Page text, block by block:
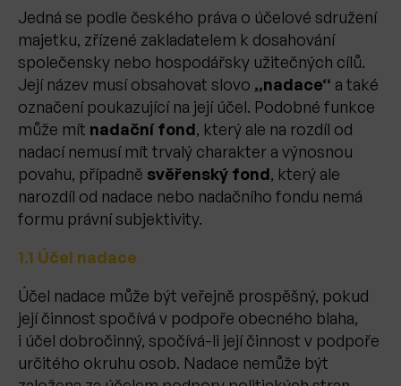
Jedná se podle českého práva o účelové sdružení
majetku, zřízené zakladatelem k dosahování
společensky nebo hospodářsky užitečných cílů.
Její název musí obsahovat slovo „nadace“ a také
označení poukazující na její účel. Podobné funkce
může mít nadační fond, který ale na rozdíl od
nadací nemusí mít trvalý charakter a výnosnou
povahu, případně svěřenský fond, který ale
narozdíl od nadace nebo nadačního fondu nemá
formu právní subjektivity.
1.1 Účel nadace
Účel nadace může být veřejně prospěšný, pokud
její činnost spočívá v podpoře obecného blaha,
i účel dobročinný, spočívá-li její činnost v podpoře
určitého okruhu osob. Nadace nemůže být